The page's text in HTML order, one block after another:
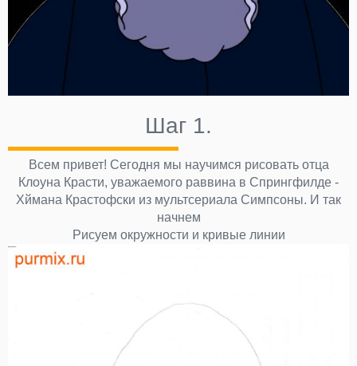
Шаг 1.
Всем привет! Сегодня мы научимся рисовать отца
Клоуна Красти, уважаемого раввина в Спрингфилде -
Хймана Крастофски из мультсериала Симпсоны. И так
начнем
Рисуем окружности и кривые линии